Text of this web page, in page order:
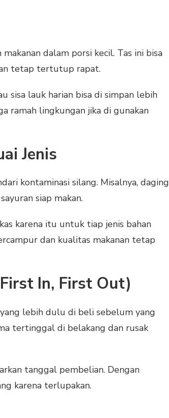
dalam porsi kecil. Tas ini bisa
tetap tertutup rapat.
sisa lauk harian bisa di simpan lebih
ramah lingkungan jika di gunakan
Jenis
kontaminasi silang. Misalnya, daging
siap makan.
karena itu untuk tiap jenis bahan
dan kualitas makanan tetap
In, First Out)
lebih dulu di beli sebelum yang
tertinggal di belakang dan rusak
tanggal pembelian. Dengan
karena terlupakan.